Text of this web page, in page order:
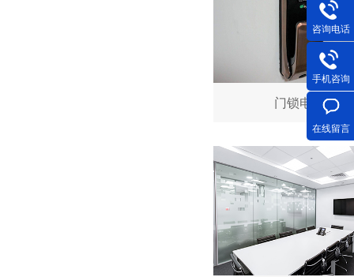
门锁电机
咨询电话
手机咨询
在线留言